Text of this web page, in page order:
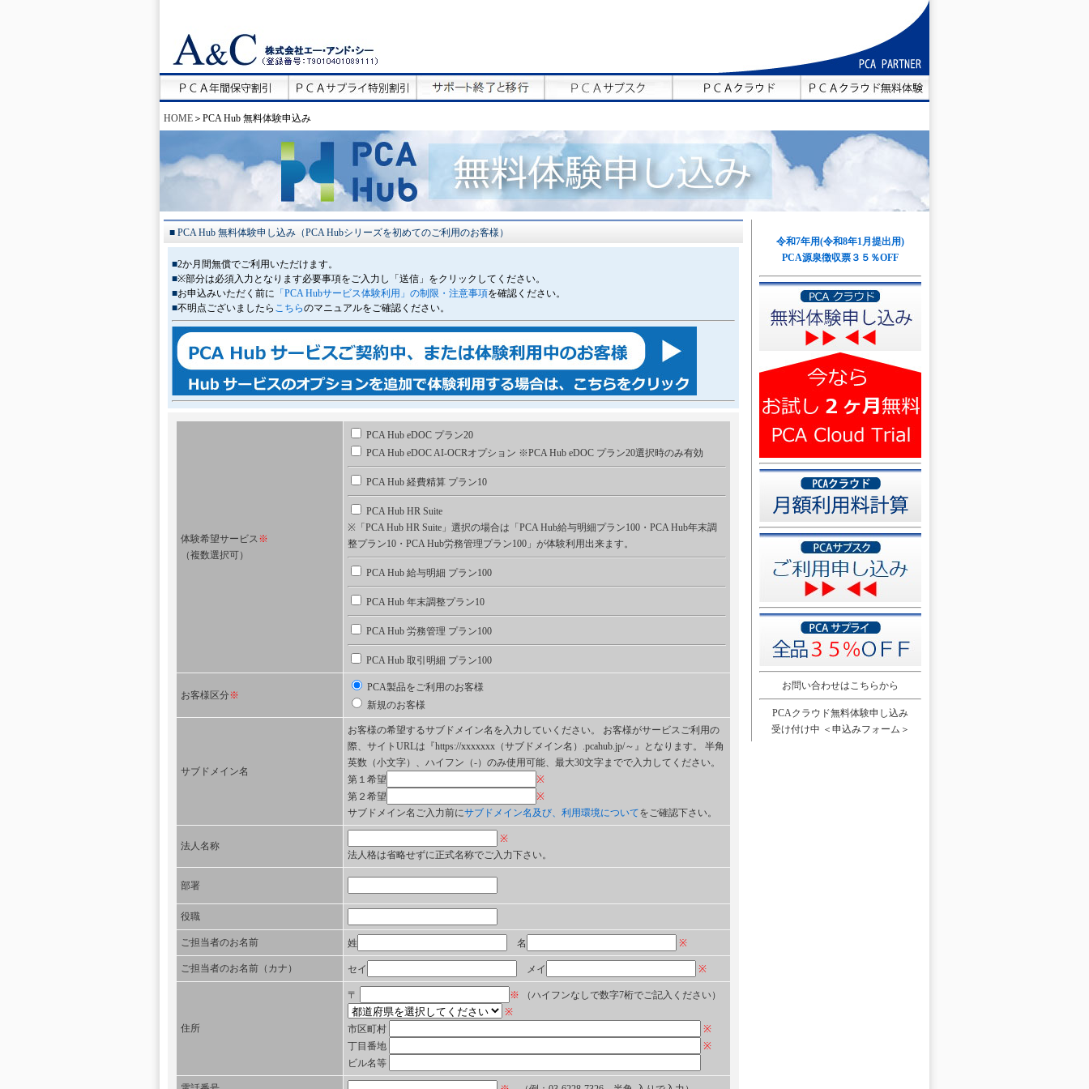
HOME ＞PCA Hub 無料体験申込み
令和7年用(令和8年1月提出用)
PCA源泉徴収票３５％OFF
お問い合わせはこちらから
PCAクラウド無料体験申し込み
受け付け中 ＜申込みフォーム＞
■ PCA Hub 無料体験申し込み（PCA Hubシリーズを初めてのご利用のお客様）
■2か月間無償でご利用いただけます。
■※部分は必須入力となります必要事項をご入力し「送信」をクリックしてください。
■お申込みいただく前に 「PCA Hubサービス体験利用」の制限・注意事項を確認ください。
■不明点ございましたら こちらのマニュアルをご確認ください。
体験希望サービス※
（複数選択可）
PCA Hub eDOC プラン20
PCA Hub eDOC AI-OCRオプション ※PCA Hub eDOC プラン20選択時のみ有効
PCA Hub 経費精算 プラン10
PCA Hub HR Suite
※「PCA Hub HR Suite」選択の場合は「PCA Hub給与明細プラン100・PCA Hub年末調
整プラン10・PCA Hub労務管理プラン100」が体験利用出来ます。
PCA Hub 給与明細 プラン100
PCA Hub 年末調整プラン10
PCA Hub 労務管理 プラン100
PCA Hub 取引明細 プラン100
お客様区分※
PCA製品をご利用のお客様
新規のお客様
サブドメイン名
お客様の希望するサブドメイン名を入力していください。 お客様がサービスご利用の
際、サイトURLは『https://xxxxxxx（サブドメイン名）.pcahub.jp/～』となります。 半角
英数（小文字）、ハイフン（-）のみ使用可能、最大30文字までで入力してください。
第１希望
※
第２希望
※
サブドメイン名ご入力前にサブドメイン名及び、利用環境についてをご確認下さい。
法人名称
※
法人格は省略せずに正式名称でご入力下さい。
部署
役職
ご担当者のお名前 姓 名 ※
ご担当者のお名前（カナ） セイ メイ ※
住所
〒 ※ （ハイフンなしで数字7桁でご記入ください）
※
市区町村
※
丁目番地
※
ビル名等